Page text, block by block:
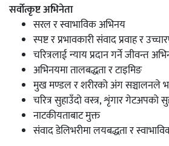
सर्वोत्कृष्ट अभिनेता
सरल र स्वाभाविक अभिनय
स्पष्ट र प्रभावकारी संवाद प्रवाह र
चरित्रलाई न्याय प्रदान गर्ने जीवन्त
अभिनयमा तालबद्धता र टाइमिङ
मुख मण्डल र शरीरको अंग सञ्चालनले
चरित्र सुहाउँदो वस्त्र, शृंगार गेटअपको
नाटकीयताबाट मुक्त
संवाद डेलिभरीमा लयबद्धता र